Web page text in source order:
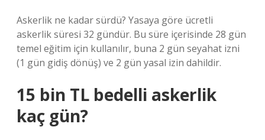
Askerlik ne kadar sürdü? Yasaya göre ücretli
askerlik süresi 32 gündür. Bu süre içerisinde 28 gün
temel eğitim için kullanılır, buna 2 gün seyahat izni
(1 gün gidiş dönüş) ve 2 gün yasal izin dahildir.
15 bin TL bedelli askerlik
kaç gün?